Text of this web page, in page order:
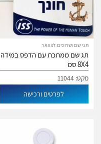
תגי שם ושרוכים לצוואר
תג שם ממתכת עם הדפס במידה
8X4 סמ
מקט: 11044
לפרטים ורכישה